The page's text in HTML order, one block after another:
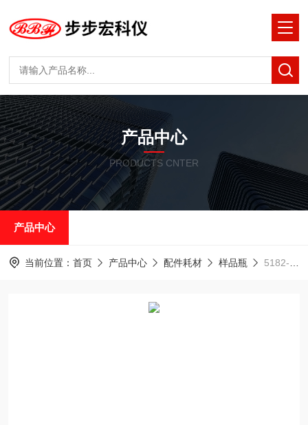
产品中心
PRODUCTS CNTER
产品中心
当前位置： 首页 产品中心 配件耗材 样品瓶 5182-0717 安捷伦 2ml 螺纹口样品瓶和瓶盖